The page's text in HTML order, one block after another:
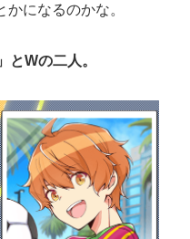
になるのかな。
とWの二人。